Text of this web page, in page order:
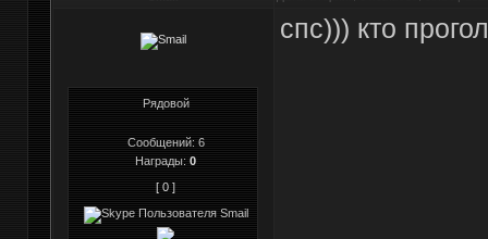
Рядовой
Сообщений: 6
Награды: 0
[ 0 ]
спс))) кто